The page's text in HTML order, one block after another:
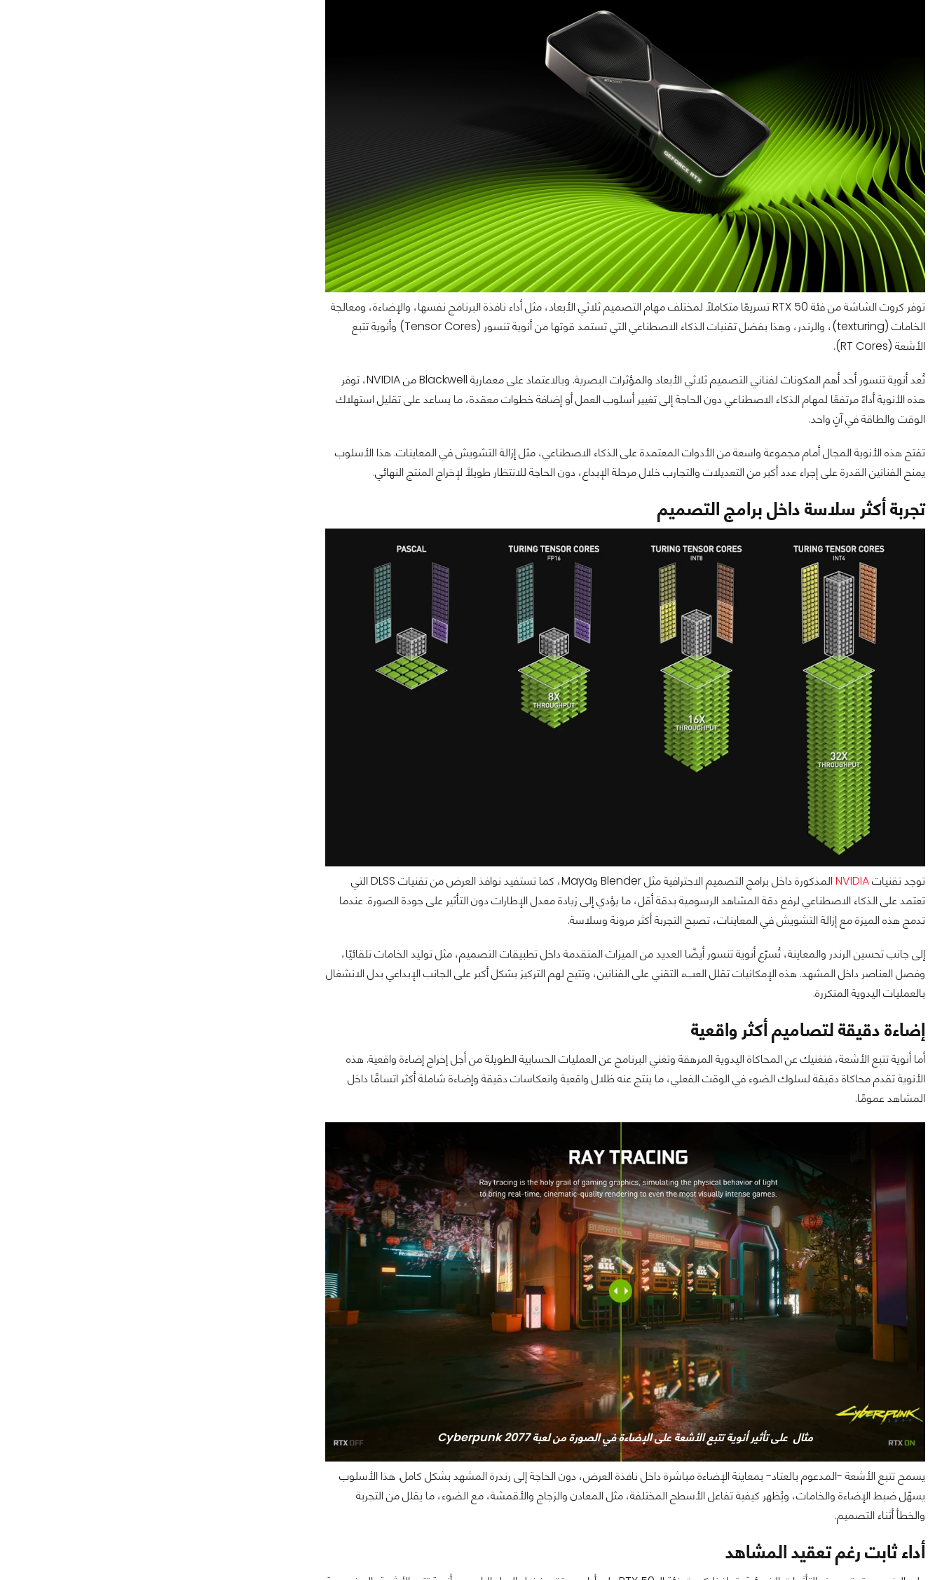
توفر كروت الشاشة من فئة RTX 50 تسريعًا متكاملًا لمختلف مهام التصميم ثلاثي الأبعاد، مثل أداء نافذة البرنامج نفسها، والإضاءة، ومعالجة
الخامات (texturing)، والرندر، وهذا بفضل تقنيات الذكاء الاصطناعي التي تستمد قوتها من أنوية تنسور (Tensor Cores) وأنوية تتبع
الأشعة (RT Cores).
تُعد أنوية تنسور أحد أهم المكونات لفناني التصميم ثلاثي الأبعاد والمؤثرات البصرية. وبالاعتماد على معمارية Blackwell من NVIDIA، توفر
هذه الأنوية أداءً مرتفعًا لمهام الذكاء الاصطناعي دون الحاجة إلى تغيير أسلوب العمل أو إضافة خطوات معقدة، ما يساعد على تقليل استهلاك
الوقت والطاقة في آنٍ واحد.
تفتح هذه الأنوية المجال أمام مجموعة واسعة من الأدوات المعتمدة على الذكاء الاصطناعي، مثل إزالة التشويش في المعاينات. هذا الأسلوب
يمنح الفنانين القدرة على إجراء عدد أكبر من التعديلات والتجارب خلال مرحلة الإبداع، دون الحاجة للانتظار طويلًا لإخراج المنتج النهائي.
تجربة أكثر سلاسة داخل برامج التصميم
توجد تقنياتNVIDIA
المذكورة داخل برامج التصميم الاحترافية مثل Blender وMaya، كما تستفيد نوافذ العرض من تقنيات DLSS التي
تعتمد على الذكاء الاصطناعي لرفع دقة المشاهد الرسومية بدقة أقل، ما يؤدي إلى زيادة معدل الإطارات دون التأثير على جودة الصورة. عندما
تدمج هذه الميزة مع إزالة التشويش في المعاينات، تصبح التجربة أكثر مرونة وسلاسة.
إلى جانب تحسين الرندر والمعاينة، تُسرّع أنوية تنسور أيضًا العديد من الميزات المتقدمة داخل تطبيقات التصميم، مثل توليد الخامات تلقائيًا،
وفصل العناصر داخل المشهد. هذه الإمكانيات تقلل العبء التقني على الفنانين، وتتيح لهم التركيز بشكل أكبر على الجانب الإبداعي بدل الانشغال
بالعمليات اليدوية المتكررة.
إضاءة دقيقة لتصاميم أكثر واقعية
أما أنوية تتبع الأشعة، فتغنيك عن المحاكاة اليدوية المرهقة وتغني البرنامج عن العمليات الحسابية الطويلة من أجل إخراج إضاءة واقعية. هذه
الأنوية تقدم محاكاة دقيقة لسلوك الضوء في الوقت الفعلي، ما ينتج عنه ظلال واقعية وانعكاسات دقيقة وإضاءة شاملة أكثر اتساقًا داخل
المشاهد عمومًا.
مثال على تأثير أنوية تتبع الأشعة على الإضاءة في الصورة من لعبة Cyberpunk 2077
يسمح تتبع الأشعة -المدعوم بالعتاد- بمعاينة الإضاءة مباشرة داخل نافذة العرض، دون الحاجة إلى رندرة المشهد بشكل كامل. هذا الأسلوب
يسهّل ضبط الإضاءة والخامات، ويُظهر كيفية تفاعل الأسطح المختلفة، مثل المعادن والزجاج والأقمشة، مع الضوء، ما يقلل من التجربة
والخطأ أثناء التصميم.
أداء ثابت رغم تعقيد المشاهد